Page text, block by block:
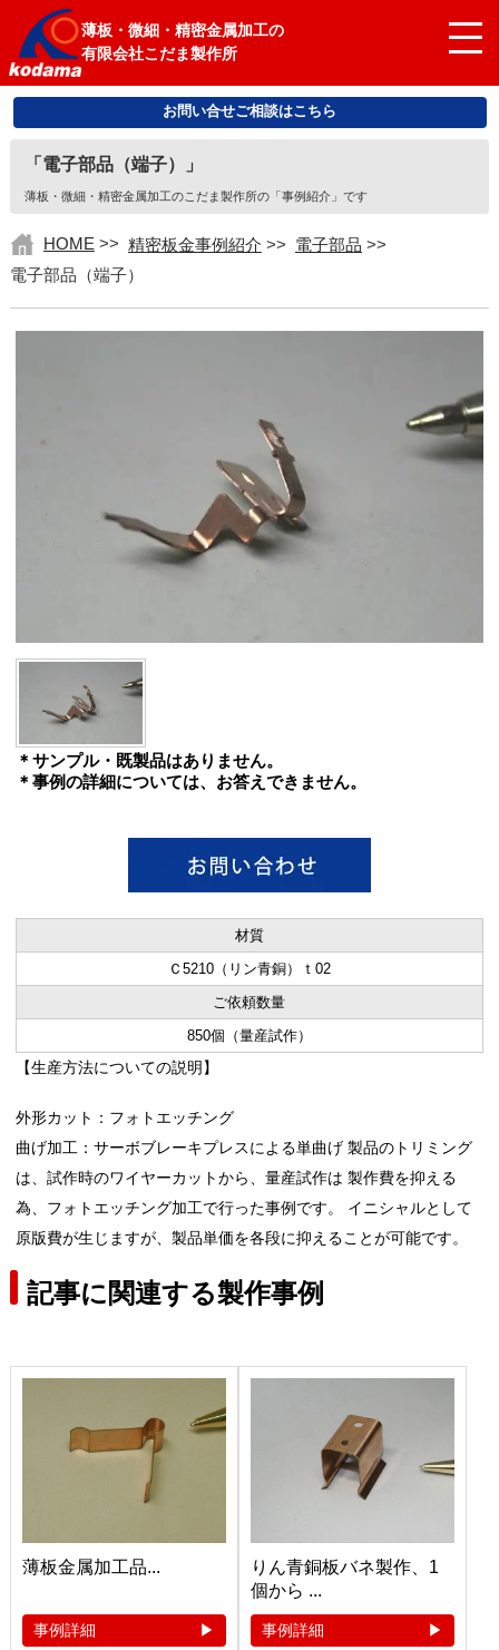
薄板・微細・精密金属加工の
有限会社こだま製作所
お問い合せご相談はこちら
「電子部品（端子）」
薄板・微細・精密金属加工のこだま製作所の「事例紹介」です
HOME >> 精密板金事例紹介 >> 電子部品 >>
電子部品（端子）
＊サンプル・既製品はありません。
＊事例の詳細については、お答えできません。
材質
Ｃ5210（リン青銅）ｔ02
ご依頼数量
850個（量産試作）
【生産方法についての説明】
外形カット：フォトエッチング
曲げ加工：サーボブレーキプレスによる単曲げ 製品のトリミング
は、試作時のワイヤーカットから、量産試作は 製作費を抑える
為、フォトエッチング加工で行った事例です。 イニシャルとして
原版費が生じますが、製品単価を各段に抑えることが可能です。
記事に関連する製作事例
薄板金属加工品...
事例詳細
りん青銅板バネ製作、1
個から ...
事例詳細